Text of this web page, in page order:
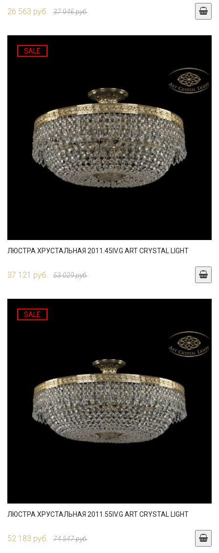
26 563 руб. 37 946 руб.
SALE
ЛЮСТРА ХРУСТАЛЬНАЯ 2011.45IV.G ART CRYSTAL LIGHT
37 121 руб. 53 029 руб.
SALE
ЛЮСТРА ХРУСТАЛЬНАЯ 2011.55IV.G ART CRYSTAL LIGHT
52 183 руб. 74 547 руб.